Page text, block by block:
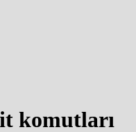
komutları